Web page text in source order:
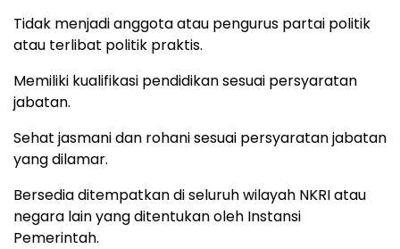
Tidak menjadi anggota atau pengurus partai politik
atau terlibat politik praktis.
Memiliki kualifikasi pendidikan sesuai persyaratan
jabatan.
Sehat jasmani dan rohani sesuai persyaratan jabatan
yang dilamar.
Bersedia ditempatkan di seluruh wilayah NKRI atau
negara lain yang ditentukan oleh Instansi
Pemerintah.